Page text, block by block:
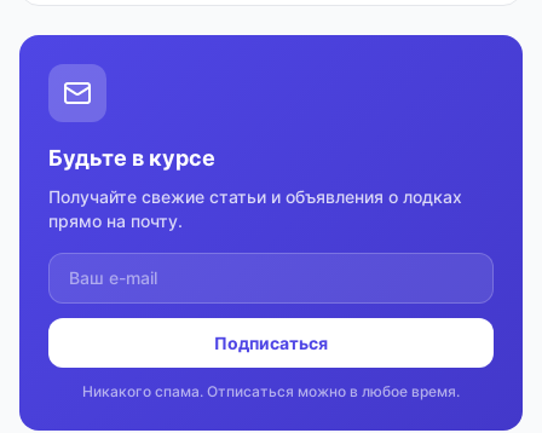
Будьте в курсе
Получайте свежие статьи и объявления о лодках
прямо на почту.
Подписаться
Никакого спама. Отписаться можно в любое время.